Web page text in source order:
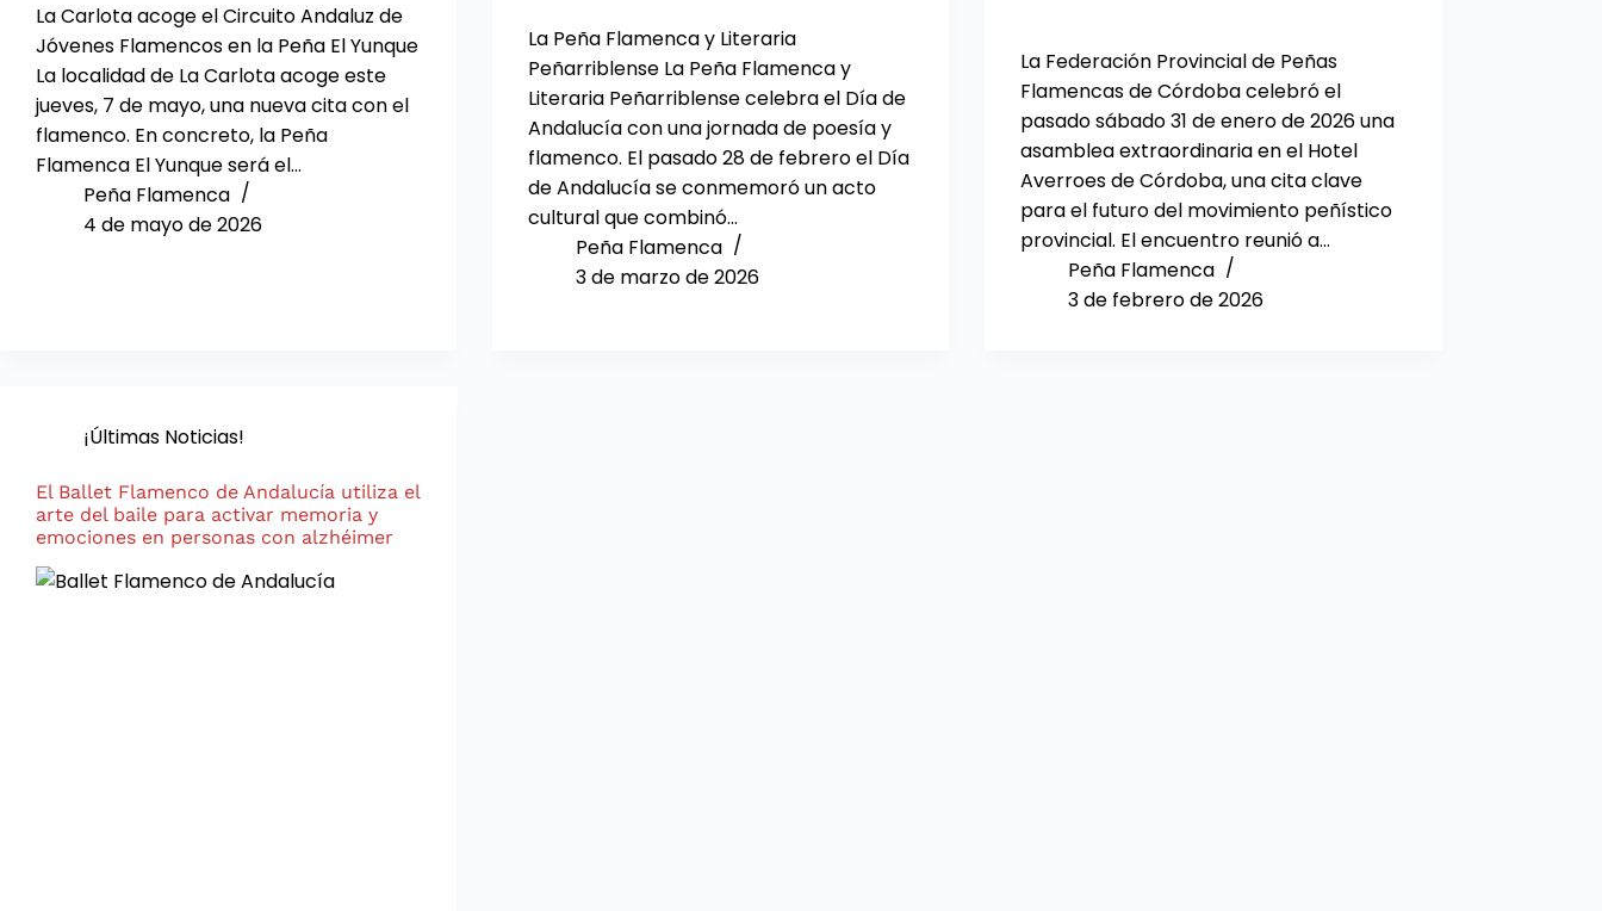
La Carlota acoge el Circuito Andaluz de
Jóvenes Flamencos en la Peña El Yunque
La localidad de La Carlota acoge este
jueves, 7 de mayo, una nueva cita con el
flamenco. En concreto, la Peña
Flamenca El Yunque será el…
Peña Flamenca
4 de mayo de 2026
La Peña Flamenca y Literaria
Peñarriblense La Peña Flamenca y
Literaria Peñarriblense celebra el Día de
Andalucía con una jornada de poesía y
flamenco. El pasado 28 de febrero el Día
de Andalucía se conmemoró un acto
cultural que combinó…
Peña Flamenca
3 de marzo de 2026
La Federación Provincial de Peñas
Flamencas de Córdoba celebró el
pasado sábado 31 de enero de 2026 una
asamblea extraordinaria en el Hotel
Averroes de Córdoba, una cita clave
para el futuro del movimiento peñístico
provincial. El encuentro reunió a…
Peña Flamenca
3 de febrero de 2026
¡Últimas Noticias!
El Ballet Flamenco de Andalucía utiliza el
arte del baile para activar memoria y
emociones en personas con alzhéimer